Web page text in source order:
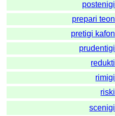
postenigi
prepari teon
pretigi kafon
prudentigi
redukti
rimigi
riski
scenigi